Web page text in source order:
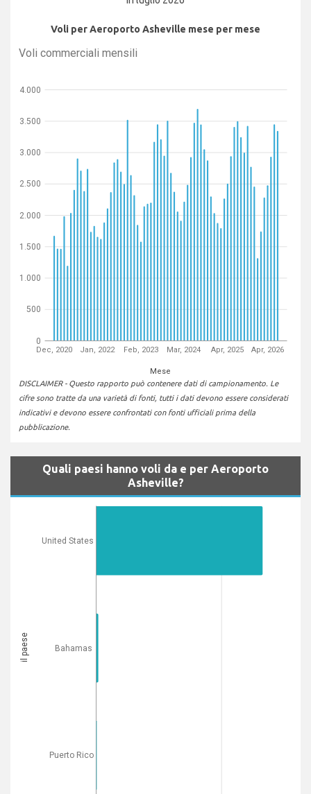
Voli per Aeroporto Asheville mese per mese
Voli commerciali mensili
Dec, 2020 Jan, 2022 Feb, 2023 Mar, 2024 Apr, 2025 Apr, 2026
Mese
0
500
1.000
1.500
2.000
2.500
3.000
3.500
4.000
DISCLAIMER - Questo rapporto può contenere dati di campionamento. Le
cifre sono tratte da una varietà di fonti, tutti i dati devono essere considerati
indicativi e devono essere confrontati con fonti ufficiali prima della
pubblicazione.
Quali paesi hanno voli da e per Aeroporto
Asheville?
United States
Bahamas
Puerto Rico
il paese